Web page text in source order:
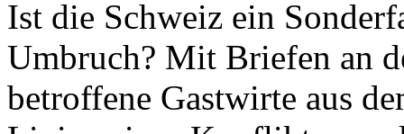
Ist die Schweiz ein
Umbruch? Mit Briefen an
betroffene Gastwirte aus